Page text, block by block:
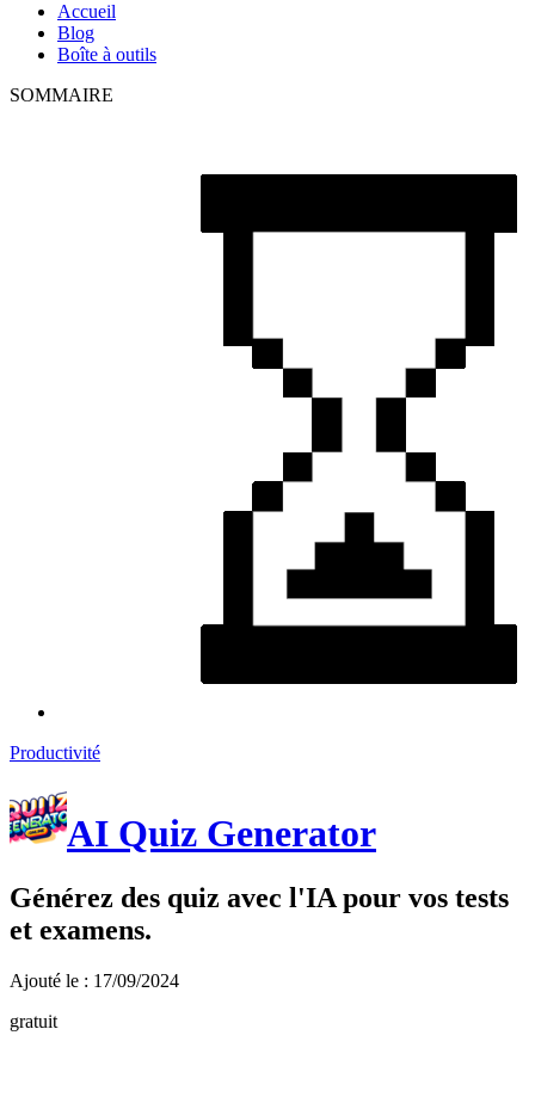
Accueil
Blog
Boîte à outils
SOMMAIRE
Productivité
AI Quiz Generator
Générez des quiz avec l'IA pour vos tests
et examens.
Ajouté le : 17/09/2024
gratuit